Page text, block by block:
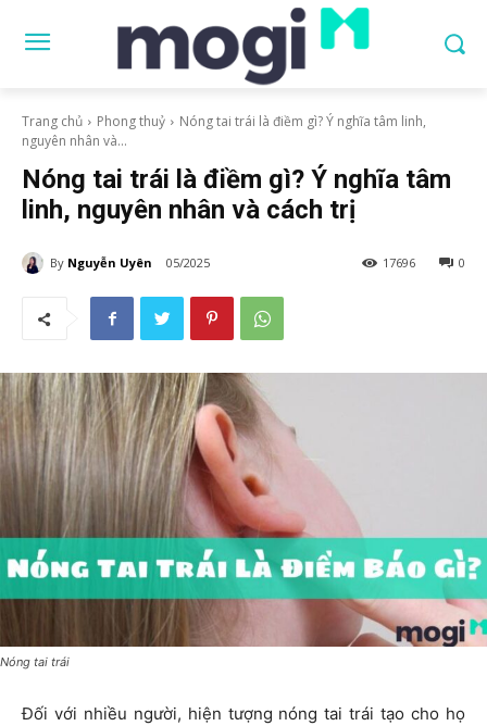
Trang chủ Phong thuỷ
Nóng tai trái là điềm gì? Ý nghĩa tâm linh,
nguyên nhân và...
Nóng tai trái là điềm gì? Ý nghĩa tâm
linh, nguyên nhân và cách trị
By Nguyễn Uyên 05/2025 0
17696
Nóng tai trái
Đối với nhiều người, hiện tượng nóng tai trái tạo cho họ